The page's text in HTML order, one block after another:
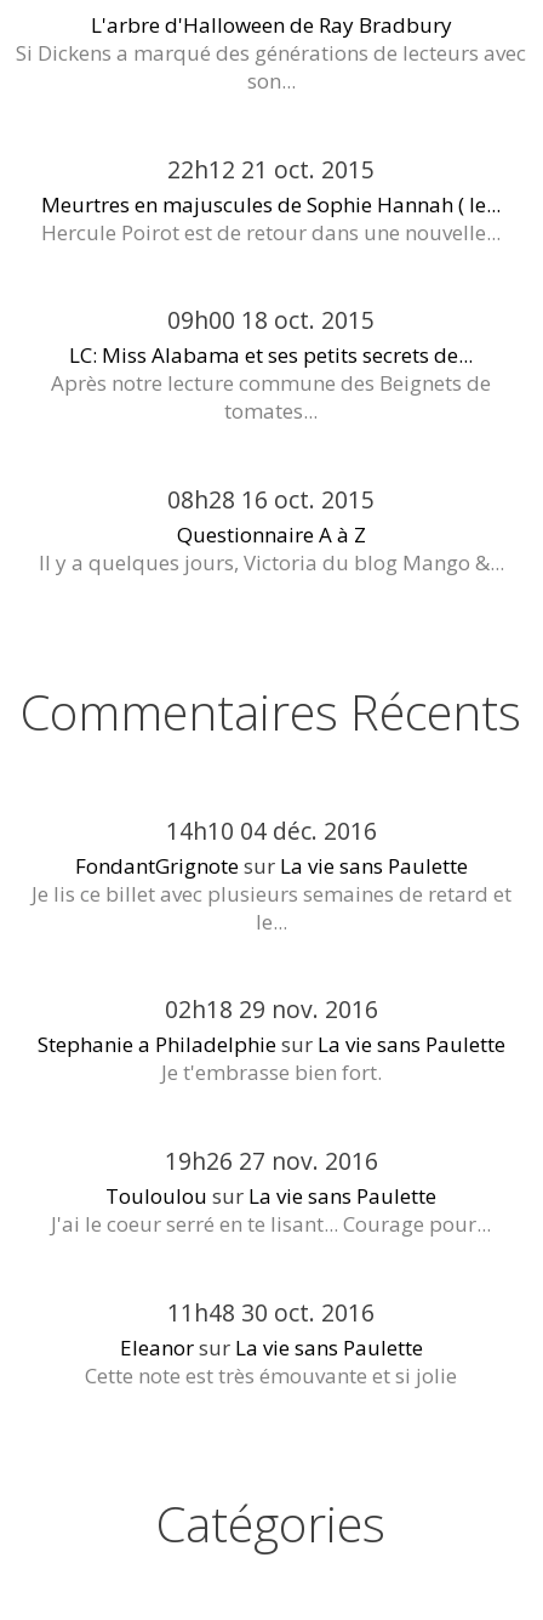
L'arbre d'Halloween de Ray Bradbury
Si Dickens a marqué des générations de lecteurs avec
son...
22h12 21 oct. 2015
Meurtres en majuscules de Sophie Hannah ( le...
Hercule Poirot est de retour dans une nouvelle...
09h00 18 oct. 2015
LC: Miss Alabama et ses petits secrets de...
Après notre lecture commune des Beignets de
tomates...
08h28 16 oct. 2015
Questionnaire A à Z
Il y a quelques jours, Victoria du blog Mango &...
Commentaires Récents
14h10 04 déc. 2016
FondantGrignotesur La vie sans Paulette
Je lis ce billet avec plusieurs semaines de retard et
le...
02h18 29 nov. 2016
Stephanie a Philadelphiesur La vie sans Paulette
Je t'embrasse bien fort.
19h26 27 nov. 2016
Touloulou sur La vie sans Paulette
J'ai le coeur serré en te lisant... Courage pour...
11h48 30 oct. 2016
Eleanorsur La vie sans Paulette
Cette note est très émouvante et si jolie
Catégories